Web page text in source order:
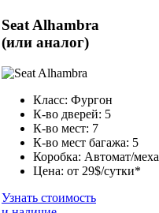
Seat Alhambra
(или аналог)
Класс: Фургон
К-во дверей: 5
К-во мест: 7
К-во мест багажа: 5
Коробка: Автомат/
Цена: от 29$/сутки*
Узнать стоимость